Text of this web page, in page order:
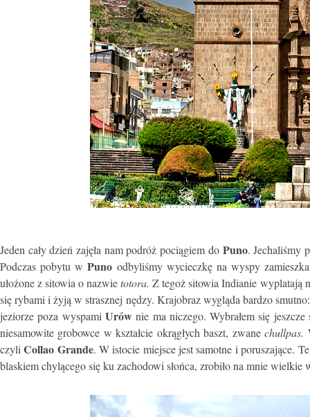
Jeden cały dzień zajęła nam podróż pociągiem do Puno. Jechaliśmy
Podczas pobytu wPuno odbyliśmy wycieczkę na wyspy
ułożone z sitowia o nazwietotora.Z tegoż sitowia Indianie wyplatają
się rybami i żyją w strasznej nędzy. Krajobraz wygląda bardzo
jeziorze poza wyspami Urównie ma niczego. Wybrałem się
niesamowite grobowce w kształcie okrągłych baszt, zwanechullpas.
czyliCollao Grande. W istocie miejsce jest samotne i poruszające.
blaskiem chylącego się ku zachodowi słońca, zrobiło na mnie wielkie